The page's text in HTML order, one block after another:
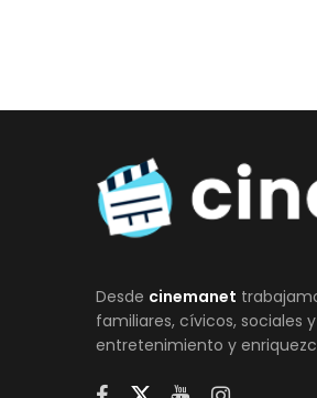
Desde cinemanet
familiares, cívicos, sociales
entretenimiento y